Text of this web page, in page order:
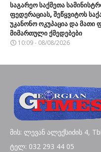
საგარეო საქმეთა
ფედერაციას, შეწყვიტოს
უკანონო ოკუპაცია და მათი
მიმართული ქმედებები
10:09 - 08/08/2026
მის: ლევან ალექსიძის 4,
ტელ: 032 293 44 05